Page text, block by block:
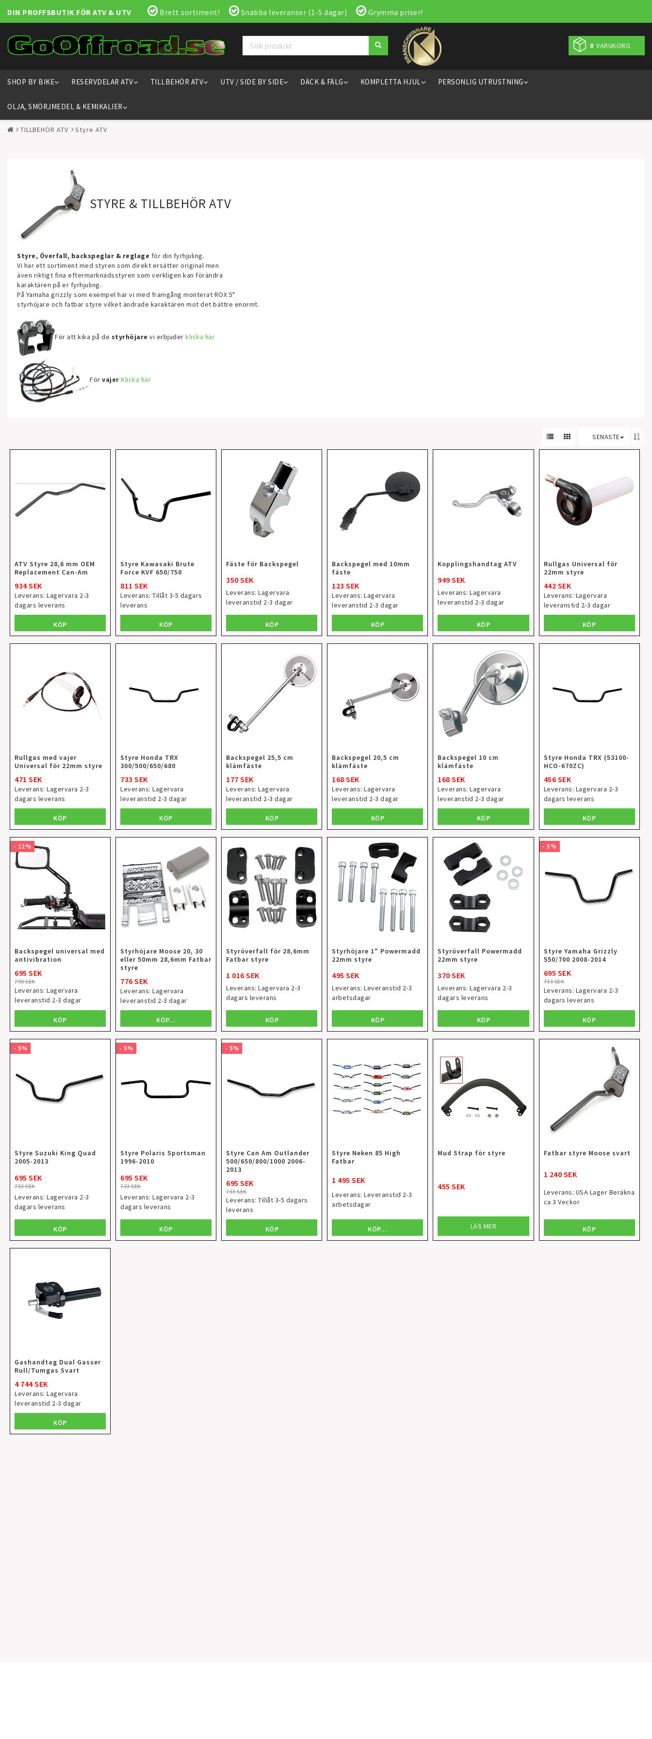
DIN PROFFSBUTIK FÖR ATV & UTV Brett sortiment! Snabba leveranser (1-5 dagar) Grymma priser!
0 VARUKORG
SHOP BY BIKE RESERVDELAR ATV TILLBEHÖR ATV UTV / SIDE BY SIDE DÄCK & FÄLG KOMPLETTA HJUL PERSONLIG UTRUSTNING
OLJA, SMÖRJMEDEL & KEMIKALIER
TILLBEHÖR ATV Styre ATV
STYRE & TILLBEHÖR ATV
Styre, Överfall, backspeglar & reglage för din fyrhjuling.
Vi har ett sortiment med styren som direkt ersätter original men
även riktigt fina eftermarknadsstyren som verkligen kan förändra
karaktären på er fyrhjuling.
På Yamaha grizzly som exempel har vi med framgång monterat ROX 5"
styrhöjare och fatbar styre vilket ändrade karaktären mot det bättre enormt.
För att kika på de styrhöjare vi erbjuder klicka här
För vajer Klicka här
SENASTE
ATV Styre 28,6 mm OEM
Replacement Can-Am
934 SEK
Leverans: Lagervara 2-3
dagars leverans
KÖP
Styre Kawasaki Brute
Force KVF 650/750
811 SEK
Leverans:Tillåt 3-5 dagars
leverans
KÖP
Fäste för Backspegel
350 SEK
Leverans:Lagervara
leveranstid 2-3 dagar
KÖP
Backspegel med 10mm
fäste
123 SEK
Leverans:Lagervara
leveranstid 2-3 dagar
KÖP
Kopplingshandtag ATV
949 SEK
Leverans:Lagervara
leveranstid 2-3 dagar
KÖP
Rullgas Universal för
22mm styre
442 SEK
Leverans: Lagervara
leveranstid 2-3 dagar
KÖP
Rullgas med vajer
Universal för 22mm styre
471 SEK
Leverans: Lagervara 2-3
dagars leverans
KÖP
Styre Honda TRX
300/500/650/680
733 SEK
Leverans:Lagervara
leveranstid 2-3 dagar
KÖP
Backspegel 25,5 cm
klämfäste
177 SEK
Leverans:Lagervara
leveranstid 2-3 dagar
KÖP
Backspegel 20,5 cm
klämfäste
168 SEK
Leverans:Lagervara
leveranstid 2-3 dagar
KÖP
Backspegel 10 cm
klämfäste
168 SEK
Leverans:Lagervara
leveranstid 2-3 dagar
KÖP
Styre Honda TRX (53100-
HCO-670ZC)
456 SEK
Leverans: Lagervara 2-3
dagars leverans
KÖP
- 12%
Backspegel universal med
antivibration
790 SEK
695 SEK
Leverans: Lagervara
leveranstid 2-3 dagar
KÖP
Styrhöjare Moose 20, 30
eller 50mm 28,6mm Fatbar
styre
776 SEK
Leverans:Lagervara
leveranstid 2-3 dagar
KÖP…
Styröverfall för 28,6mm
Fatbar styre
1 016 SEK
Leverans:Lagervara 2-3
dagars leverans
KÖP
Styrhöjare 1" Powermadd
22mm styre
495 SEK
Leverans:Leveranstid 2-3
arbetsdagar
KÖP
Styröverfall Powermadd
22mm styre
370 SEK
Leverans:Lagervara 2-3
dagars leverans
KÖP
- 5%
Styre Yamaha Grizzly
550/700 2008-2014
733 SEK
695 SEK
Leverans: Lagervara 2-3
dagars leverans
KÖP
- 5%
Styre Suzuki King Quad
2005-2013
733 SEK
695 SEK
Leverans: Lagervara 2-3
dagars leverans
KÖP
- 5%
Styre Polaris Sportsman
1996-2010
733 SEK
695 SEK
Leverans:Lagervara 2-3
dagars leverans
KÖP
- 5%
Styre Can Am Outlander
500/650/800/1000 2006-
2013
733 SEK
695 SEK
Leverans:Tillåt 3-5 dagars
leverans
KÖP
Styre Neken 85 High
Fatbar
1 495 SEK
Leverans:Leveranstid 2-3
arbetsdagar
KÖP…
Mud Strap för styre
455 SEK
LÄS MER
Fatbar styre Moose svart
1 240 SEK
Leverans: USA Lager Beräkna
ca 3 Veckor
KÖP
Gashandtag Dual Gasser
Rull/Tumgas Svart
4 744 SEK
Leverans: Lagervara
leveranstid 2-3 dagar
KÖP